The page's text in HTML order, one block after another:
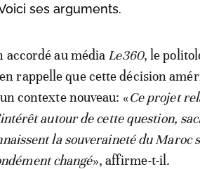
ses arguments.
au média Le360, le
rappelle que cette décision
contexte nouveau: «Ce projet
autour de cette question,
la souveraineté du Maroc
changé», affirme-t-il.